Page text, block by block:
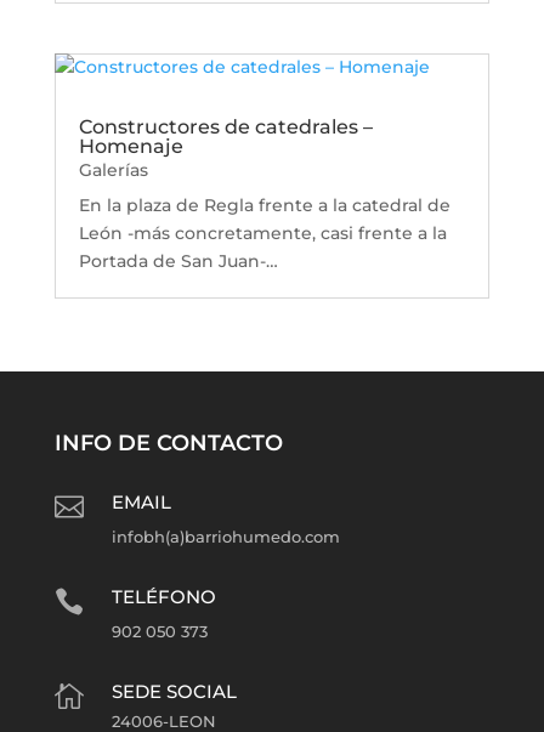
Constructores de catedrales –
Homenaje
Galerías
En la plaza de Regla frente a la catedral de
León -más concretamente, casi frente a la
Portada de San Juan-…
INFO DE CONTACTO
 EMAIL
infobh(a)barriohumedo.com
 TELÉFONO
902 050 373
 SEDE SOCIAL
24006-LEON